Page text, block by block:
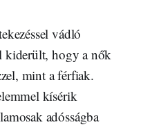
vádló
kiderült, hogy a nők
mint a férfiak.
kísérik
adósságba